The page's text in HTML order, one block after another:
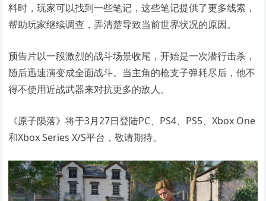
料时，玩家可以找到一些笔记，这些笔记提供了更多线索，
帮助玩家继续调查，弄清楚导致当前世界状况的原因。
预告片以一段激烈的战斗场景收尾，开始是一次潜行击杀，
随后迅速演变成全面战斗。当主角的枪支子弹耗尽后，他不
得不使用近战武器来对抗更多的敌人。
《原子陨落》将于3月27日登陆PC、PS4、PS5、Xbox One
和Xbox Series X/S平台，敬请期待。